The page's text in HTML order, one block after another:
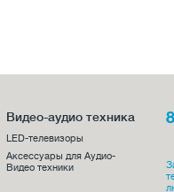
Видео-аудио техника
LED-телевизоры
Аксессуары для Аудио-
Видео техники